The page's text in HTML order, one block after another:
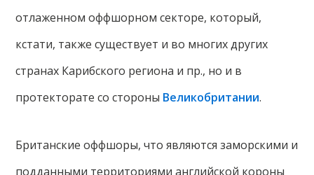
отлаженном оффшорном секторе, который,
кстати, также существует и во многих других
странах Карибского региона и пр., но и в
протекторате со стороны Великобритании.
Британские оффшоры, что являются заморскими и
подданными территориями английской короны